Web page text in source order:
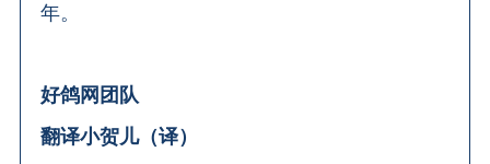
年。
好鸽网团队
翻译小贺儿（译）